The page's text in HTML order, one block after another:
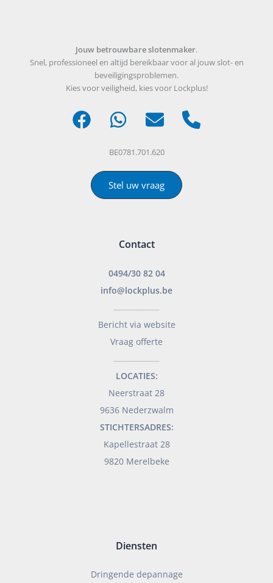
Jouw betrouwbare slotenmaker.
Snel, professioneel en altijd bereikbaar voor al jouw slot- en
beveiligingsproblemen.
Kies voor veiligheid, kies voor Lockplus!
BE0781.701.620
Stel uw vraag
Contact
0494/30 82 04
info@lockplus.be
Bericht via website
Vraag offerte
LOCATIES:
Neerstraat 28
9636 Nederzwalm
STICHTERSADRES:
Kapellestraat 28
9820 Merelbeke
Diensten
Dringende depannage